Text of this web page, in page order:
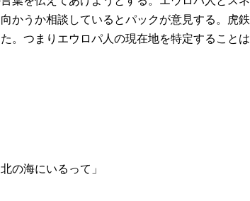
かうか相談しているとパックが意見する。虎鉄
。つまりエウロパ人の現在地を特定することは
の海にいるって」